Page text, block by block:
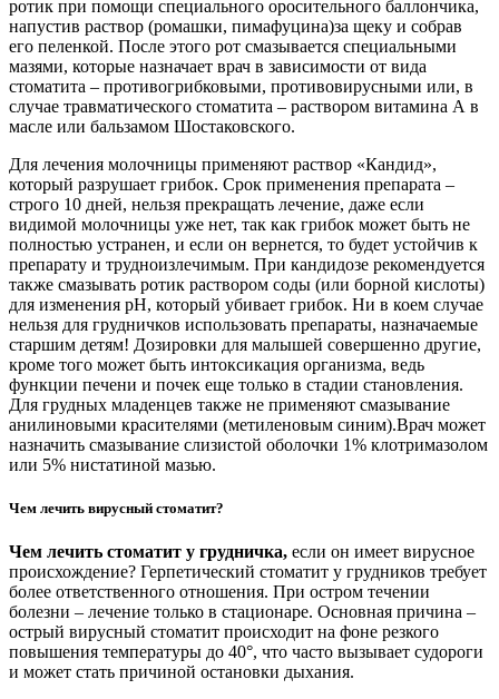
ротик при помощи специального оросительного баллончика,
напустив раствор (ромашки, пимафуцина)за щеку и собрав
его пеленкой. После этого рот смазывается специальными
мазями, которые назначает врач в зависимости от вида
стоматита – противогрибковыми, противовирусными или, в
случае травматического стоматита – раствором витамина А в
масле или бальзамом Шостаковского.
Для лечения молочницы применяют раствор «Кандид»,
который разрушает грибок. Срок применения препарата –
строго 10 дней, нельзя прекращать лечение, даже если
видимой молочницы уже нет, так как грибок может быть не
полностью устранен, и если он вернется, то будет устойчив к
препарату и трудноизлечимым. При кандидозе рекомендуется
также смазывать ротик раствором соды (или борной кислоты)
для изменения рН, который убивает грибок. Ни в коем случае
нельзя для грудничков использовать препараты, назначаемые
старшим детям! Дозировки для малышей совершенно другие,
кроме того может быть интоксикация организма, ведь
функции печени и почек еще только в стадии становления.
Для грудных младенцев также не применяют смазывание
анилиновыми красителями (метиленовым синим).Врач может
назначить смазывание слизистой оболочки 1% клотримазолом
или 5% нистатиной мазью.
Чем лечить вирусный стоматит?
Чем лечить стоматит у грудничка, если он имеет вирусное
происхождение? Герпетический стоматит у грудников требует
более ответственного отношения. При остром течении
болезни – лечение только в стационаре. Основная причина –
острый вирусный стоматит происходит на фоне резкого
повышения температуры до 40°, что часто вызывает судороги
и может стать причиной остановки дыхания.